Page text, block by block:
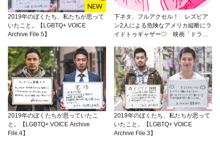
2019年のぼくたち、私たちが思って
いたこと。【LGBTQ+ VOICE
Archive File.5】
下ネタ、フルアクセル！ レズビア
ン2人による危険なアメリカ縦断にラ
イドトゥギャザー♡ 映画「ドライ
言って最高。
2019年のぼくたちが思っていたこ
と。【LGBTQ+ VOICE Archive
File.4】
2019年のぼくたち、私たちが思って
いたこと。【LGBTQ+ VOICE
Archive File.3】